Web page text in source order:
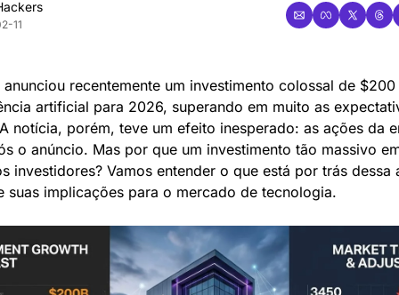
11
anunciou recentemente um investimento colossal de
artificial para 2026, superando em muito as
notícia, porém, teve um efeito inesperado: as ações da
o anúncio. Mas por que um investimento tão massivo
investidores? Vamos entender o que está por trás dessa
suas implicações para o mercado de tecnologia.